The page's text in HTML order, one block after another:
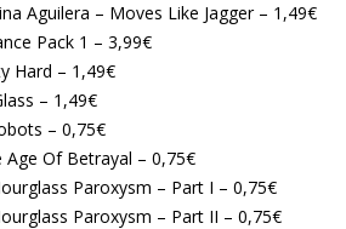
Aguilera – Moves Like Jagger – 1,49€
Pack 1 – 3,99€
Hard – 1,49€
– 1,49€
– 0,75€
Age Of Betrayal – 0,75€
Paroxysm – Part I – 0,75€
Paroxysm – Part II – 0,75€